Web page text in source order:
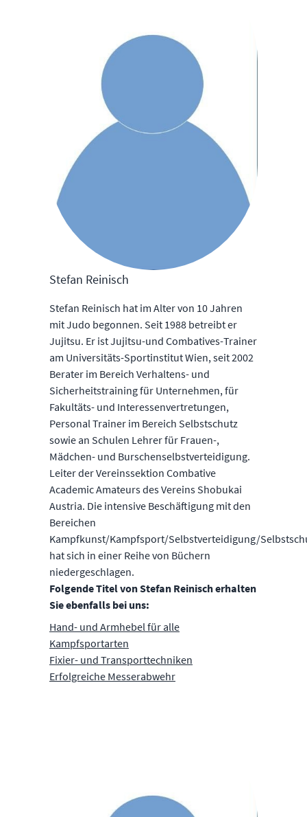
Stefan Reinisch
Stefan Reinisch hat im Alter von 10 Jahren
mit Judo begonnen. Seit 1988 betreibt er
Jujitsu. Er ist Jujitsu-und Combatives-Trainer
am Universitäts-Sportinstitut Wien, seit 2002
Berater im Bereich Verhaltens- und
Sicherheitstraining für Unternehmen, für
Fakultäts- und Interessenvertretungen,
Personal Trainer im Bereich Selbstschutz
sowie an Schulen Lehrer für Frauen-,
Mädchen- und Burschenselbstverteidigung.
Leiter der Vereinssektion Combative
Academic Amateurs des Vereins Shobukai
Austria. Die intensive Beschäftigung mit den
Bereichen
Kampfkunst/Kampfsport/Selbstverteidigung/
hat sich in einer Reihe von Büchern
niedergeschlagen.
Folgende Titel von Stefan Reinisch erhalten
Sie ebenfalls bei uns:
Hand- und Armhebel für alle
Kampfsportarten
Fixier- und Transporttechniken
Erfolgreiche Messerabwehr